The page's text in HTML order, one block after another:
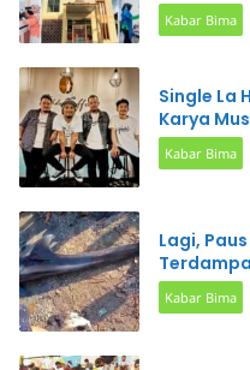
Kabar Bima
Single La
Karya
Kabar Bima
Lagi,
Kabar Bima